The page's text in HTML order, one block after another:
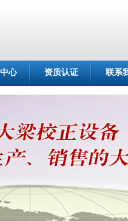
心 资质认证 联系